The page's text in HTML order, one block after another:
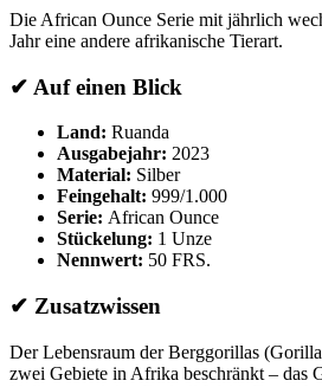
Die African Ounce Serie mit jährlich
Jahr eine andere afrikanische Tierart.
✔ Auf einen Blick
Land: Ruanda
Ausgabejahr: 2023
Material: Silber
Feingehalt: 999/1.000
Serie: African Ounce
Stückelung: 1 Unze
Nennwert: 50 FRS.
✔ Zusatzwissen
Der Lebensraum der Berggorillas
zwei Gebiete in Afrika beschränkt – das